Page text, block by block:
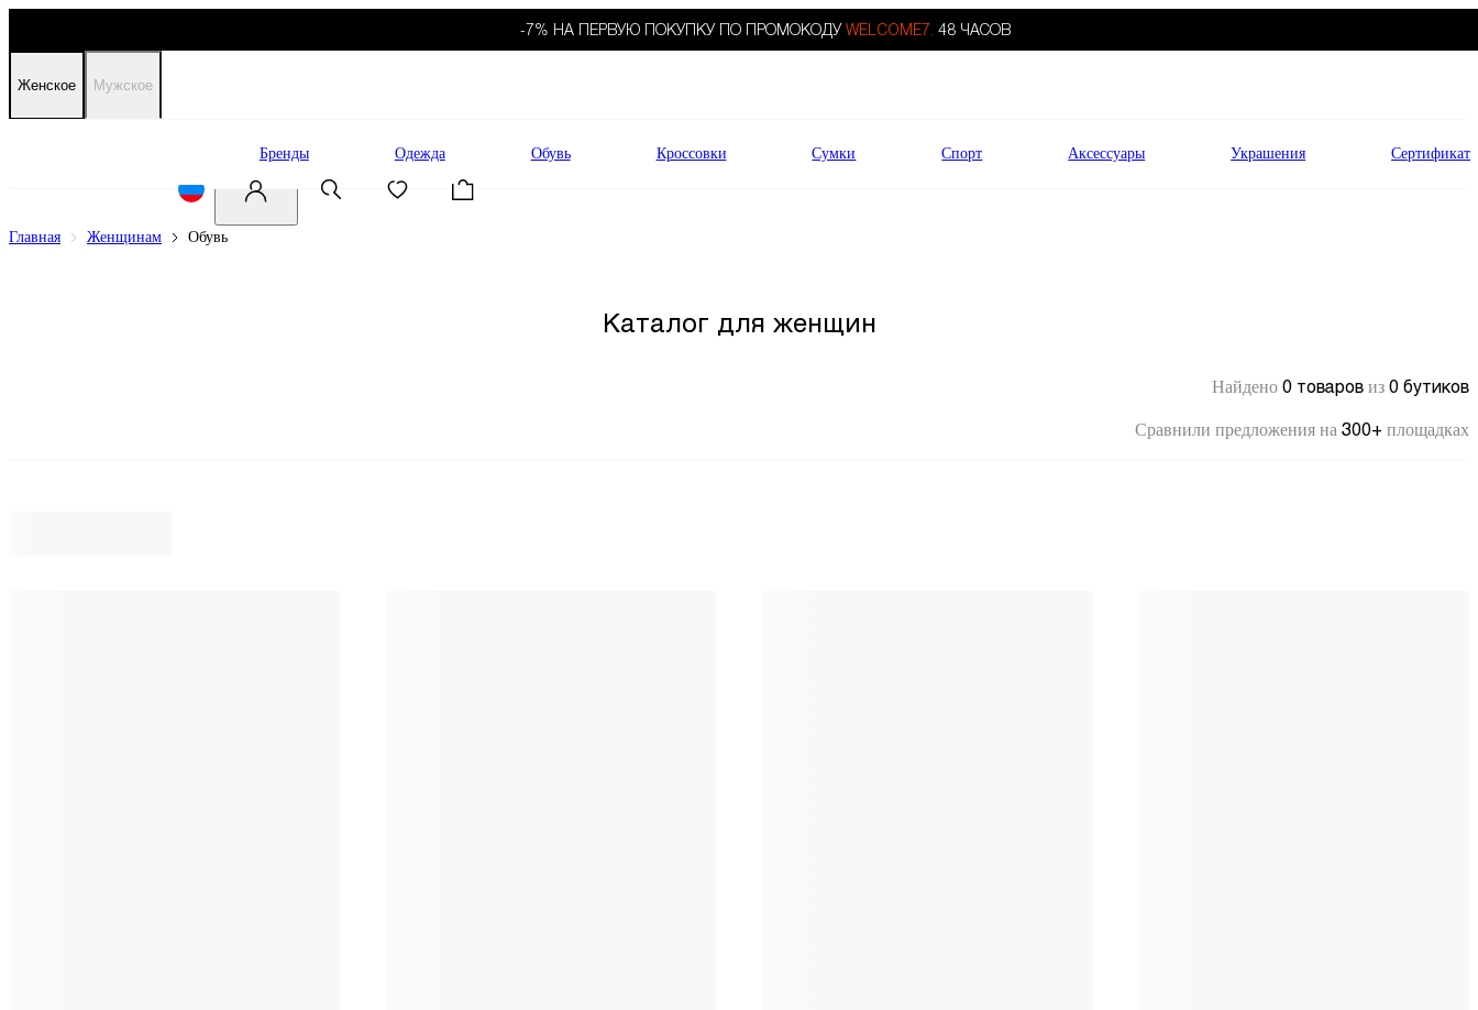
-7% НА ПЕРВУЮ ПОКУПКУ ПО ПРОМОКОДУ WELCOME7. 48 ЧАСОВ
Женское Мужское
Бренды Одежда Обувь Кроссовки Сумки Спорт Аксессуары Украшения Сертификат
Главная Женщинам Обувь
Каталог для женщин
Найдено 0 товаров из 0 бутиков
Сравнили предложения на 300+ площадках